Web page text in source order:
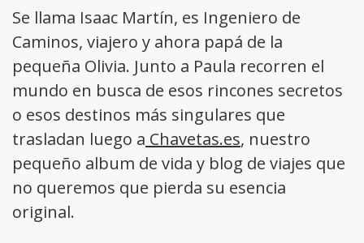
Se llama Isaac Martín, es Ingeniero de
Caminos, viajero y ahora papá de la
pequeña Olivia. Junto a Paula recorren el
mundo en busca de esos rincones secretos
o esos destinos más singulares que
trasladan luego a Chavetas.es, nuestro
pequeño album de vida y blog de viajes que
no queremos que pierda su esencia
original.